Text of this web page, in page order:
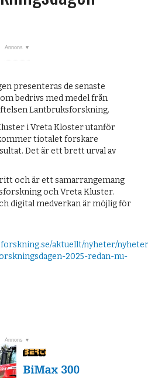
presenteras de senaste
bedrivs med medel från
Lantbruksforskning.
i Vreta Kloster utanför
tiotalet forskare
Det är ett brett urval av
och är ett samarrangemang
och Vreta Kluster.
digital medverkan är möjlig för
aktuellt/nyheter/
2025-redan-nu-